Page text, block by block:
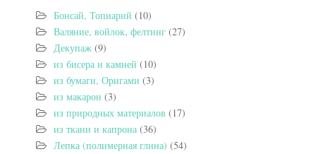
Бонсай, Топиарий (10)
Валяние, войлок, фелтинг (27)
Декупаж (9)
из бисера и камней (10)
из бумаги, Оригами (3)
из макарон (3)
из природных материалов (17)
из ткани и капрона (36)
Лепка (полимерная глина) (54)